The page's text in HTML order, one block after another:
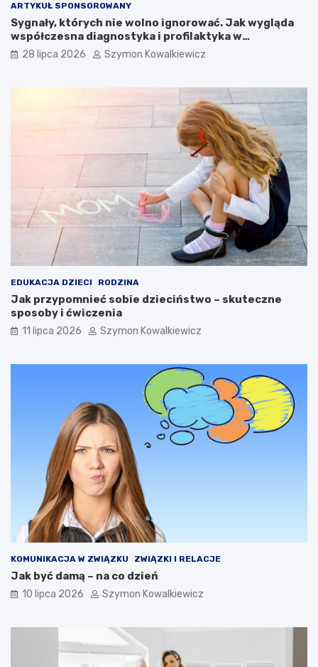
ARTYKUŁ SPONSOROWANY
Sygnały, których nie wolno ignorować. Jak wygląda
współczesna diagnostyka i profilaktyka w
proktologii?
28 lipca 2026 Szymon Kowalkiewicz
EDUKACJA DZIECI RODZINA
Jak przypomnieć sobie dzieciństwo – skuteczne
sposoby i ćwiczenia
11 lipca 2026 Szymon Kowalkiewicz
KOMUNIKACJA W ZWIĄZKU ZWIĄZKI I RELACJE
Jak być damą – na co dzień
10 lipca 2026 Szymon Kowalkiewicz